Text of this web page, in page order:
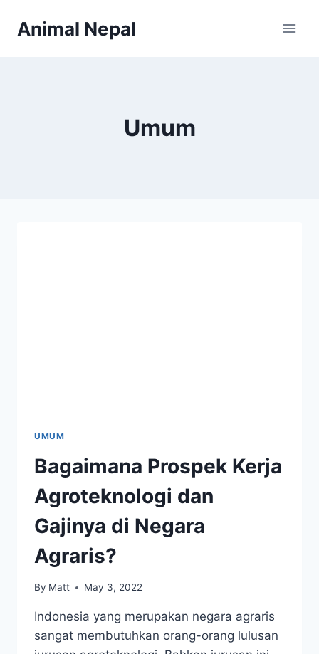
Animal Nepal
Umum
UMUM
Bagaimana Prospek Kerja
Agroteknologi dan
Gajinya di Negara
Agraris?
By Matt May 3, 2022
Indonesia yang merupakan negara agraris
sangat membutuhkan orang-orang lulusan